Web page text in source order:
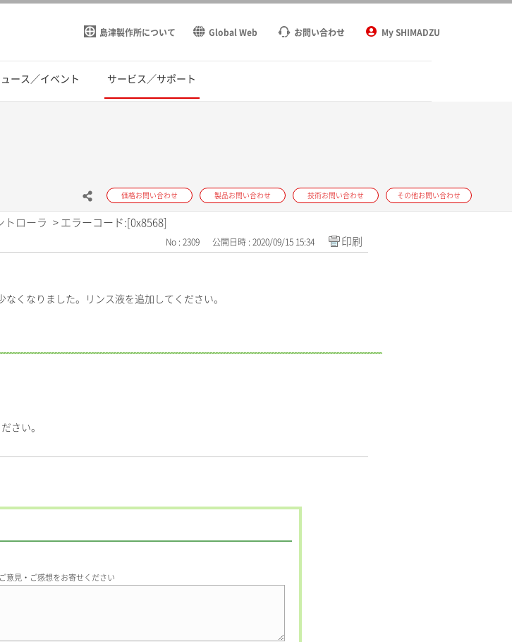
島津製作所について Global Web お問い合わせ My SHIMADZU
ース／イベント サービス／サポート
価格お問い合わせ 製品お問い合わせ 技術お問い合わせ その他お問い合わせ
トローラ > エラーコード:[0x8568]
No : 2309 公開日時 : 2020/09/15 15:34 印刷
くなりました。リンス液を追加してください。
さい。
ご意見・ご感想をお寄せください